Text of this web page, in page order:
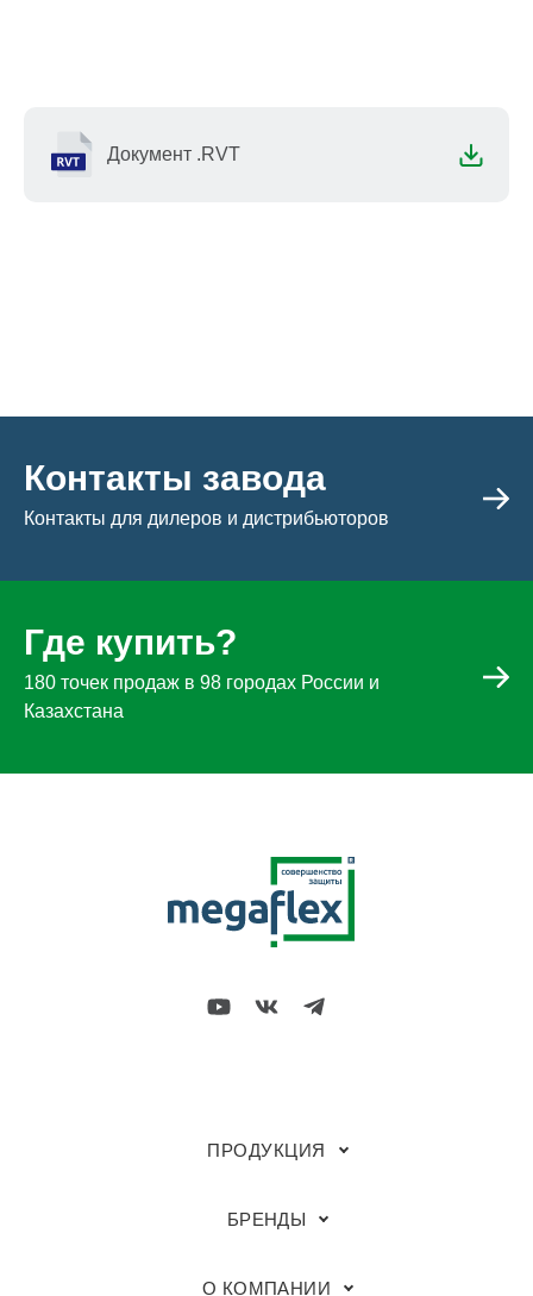
Документ .RVT
Контакты завода
Контакты для дилеров и дистрибьюторов
Где купить?
180 точек продаж в 98 городах России и
Казахстана
ПРОДУКЦИЯ
БРЕНДЫ
О КОМПАНИИ